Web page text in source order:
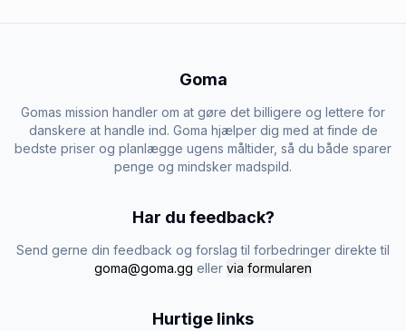
Goma
Gomas mission handler om at gøre det billigere og lettere for
danskere at handle ind. Goma hjælper dig med at finde de
bedste priser og planlægge ugens måltider, så du både sparer
penge og mindsker madspild.
Har du feedback?
Send gerne din feedback og forslag til forbedringer direkte til
goma@goma.gg eller via formularen
Hurtige links